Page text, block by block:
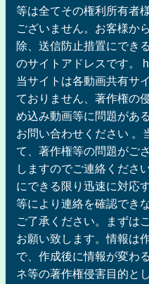
等は全てその権利所有者
ございません。お客様か
除、送信防止措置にでき
のサイトアドレスです。
当サイトは各動画共有サ
ておりません、著作権の
め込み動画等に問題があ
お問い合わせください 。
て、著作権等の問題がご
しますのでご連絡くださ
にできる限り迅速に対応
等により連絡を確認でき
ご了承ください。まずは
お願い致します。情報は
で、作成後に情報が変わ
ネ等の著作権侵害目的と